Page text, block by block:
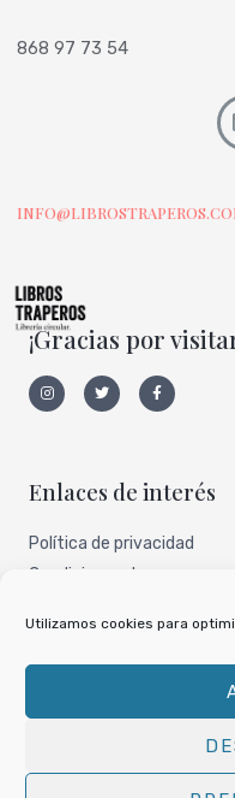
Utilizamos cookies para
868 97 73 54
¡Gracias por
n
s
t
m
w
i
t
a
c
e
-
f
Enlaces de interés
Política de privacidad
Condiciones de uso
Nuestro perfil de
Copyright © 2026